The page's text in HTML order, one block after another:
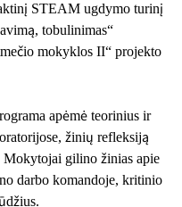
STEAM ugdymo turinį
tobulinimas“
mokyklos II“ projekto
apėmė teorinius ir
žinių refleksiją
gilino žinias apie
darbo komandoje, kritinio